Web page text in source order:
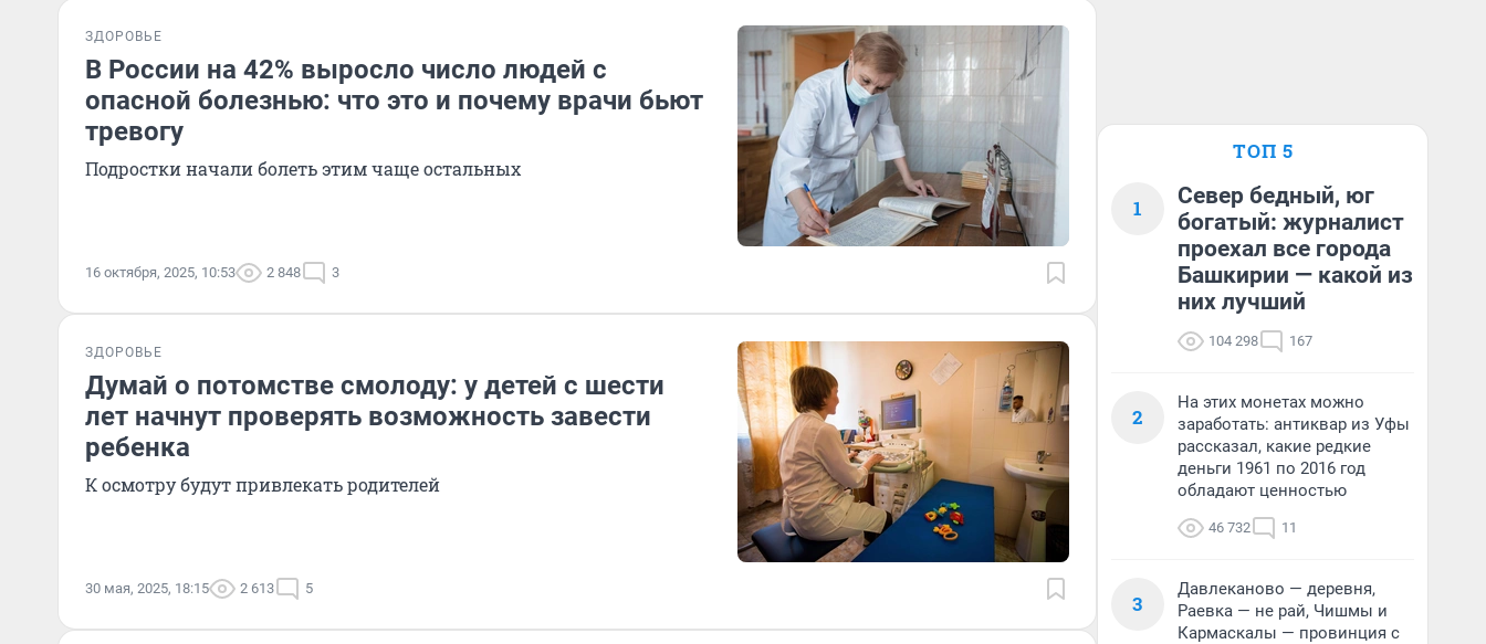
ЗДОРОВЬЕ
В России на 42% выросло число людей с
опасной болезнью: что это и почему врачи бьют
тревогу
Подростки начали болеть этим чаще остальных
16 октября, 2025, 10:53 2 848 3
ЗДОРОВЬЕ
Думай о потомстве смолоду: у детей с шести
лет начнут проверять возможность завести
ребенка
К осмотру будут привлекать родителей
30 мая, 2025, 18:15 2 613 5
ТОП 5
1
Север бедный, юг
богатый: журналист
проехал все города
Башкирии — какой из
них лучший
104 298 167
2
На этих монетах можно
заработать: антиквар из Уфы
рассказал, какие редкие
деньги 1961 по 2016 год
обладают ценностью
46 732 11
3
Давлеканово — деревня,
Раевка — не рай, Чишмы и
Кармаскалы — провинция с